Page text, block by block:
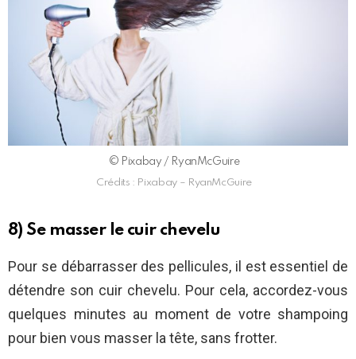
© Pixabay / RyanMcGuire
Crédits : Pixabay – RyanMcGuire
8) Se masser le cuir chevelu
Pour se débarrasser des pellicules, il est essentiel de
détendre son cuir chevelu. Pour cela, accordez-vous
quelques minutes au moment de votre shampoing
pour bien vous masser la tête, sans frotter.